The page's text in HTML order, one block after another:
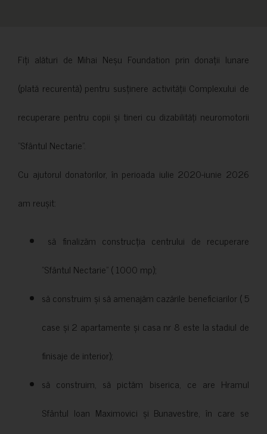
Fiți alături de Mihai Neșu Foundation prin donații lunare
(plată recurentă) pentru susținere activității Complexului de
recuperare pentru copii și tineri cu dizabilități neuromotorii
”Sfântul Nectarie”.
Cu ajutorul donatorilor, în perioada iulie 2020-iunie 2026
am reușit:
să finalizăm construcția centrului de recuperare
”Sfântul Nectarie” ( 1000 mp);
să construim și să amenajăm cazările beneficiarilor ( 5
case și 2 apartamente și casa nr 8 este la stadiul de
finisaje de interior);
să construim, să pictăm biserica, ce are Hramul
Sfântul Ioan Maximovici și Bunavestire, în care se